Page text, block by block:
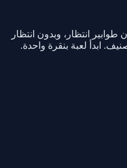
طوابير انتظار، وبدون انتظار
ابدأ لعبة بنقرة واحدة.